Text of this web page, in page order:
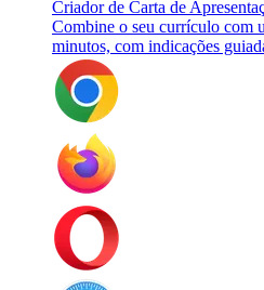
Criador de Carta de
Combine o seu currículo com
minutos, com indicações